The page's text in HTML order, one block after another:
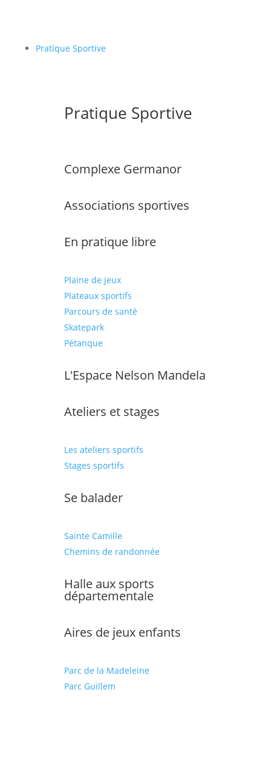
Pratique Sportive
Pratique Sportive
Complexe Germanor
Associations sportives
En pratique libre
Plaine de jeux
Plateaux sportifs
Parcours de santé
Skatepark
Pétanque
L'Espace Nelson Mandela
Ateliers et stages
Les ateliers sportifs
Stages sportifs
Se balader
Sainte Camille
Chemins de randonnée
Halle aux sports
départementale
Aires de jeux enfants
Parc de la Madeleine
Parc Guillem